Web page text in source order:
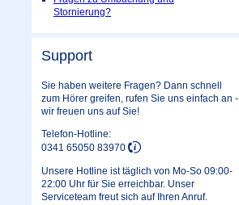
Stornierung?
Support
Sie haben weitere Fragen? Dann schnell
zum Hörer greifen, rufen Sie uns einfach an -
wir freuen uns auf Sie!
Telefon-Hotline:
0341 65050 83970
Unsere Hotline ist täglich von Mo-So 09:00-
22:00 Uhr für Sie erreichbar. Unser
Serviceteam freut sich auf Ihren Anruf.